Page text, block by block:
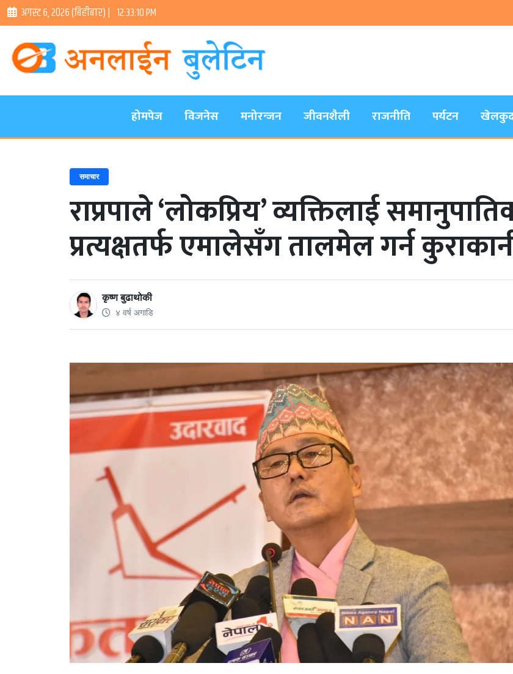
अगस्ट ६, २०२६ (बिहीबार) | 12:33:11 PM
होमपेज विजनेस मनोरन्जन जीवनशैली राजनीति पर्यटन
समाचार
राप्रपाले ‘लोकप्रिय’ व्यक्तिलाई
प्रत्यक्षतर्फ एमालेसँग तालमेल गर्न
कृष्ण बुढाथोकी
४ वर्ष अगाडि